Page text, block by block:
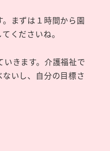
まずは１時間から園
くださいね。
きます。介護福祉で
いし、自分の目標さ